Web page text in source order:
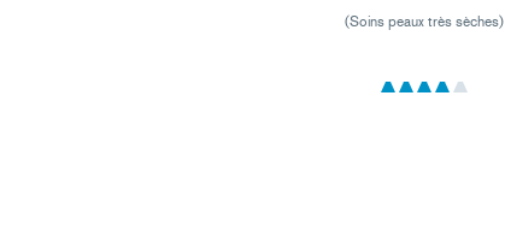
(Soins peaux très sèches)